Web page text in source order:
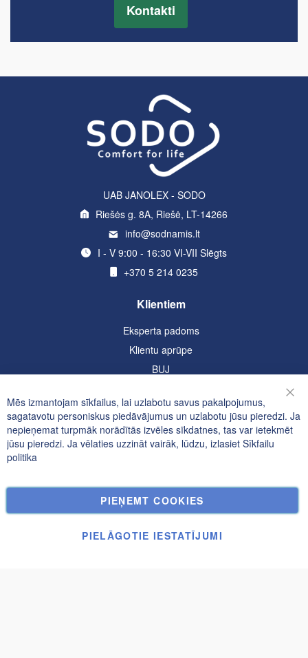
Kontakti
UAB JANOLEX - SODO
Riešės g. 8A, Riešė, LT-14266
info@sodnamis.lt
I - V 9:00 - 16:30 VI-VII Slēgts
+370 5 214 0235
Klientiem
Eksperta padoms
Klientu aprūpe
BUJ
Informācija
Konfidencialitātes un sīkfailu politika
Meklētie atslēgvārdi
Pasūtījumi un atgriešana
Kontakti
Mēs izmantojam sīkfailus, lai uzlabotu savus pakalpojumus,
sagatavotu personiskus piedāvājumus un uzlabotu jūsu pieredzi. Ja
nepieņemat turpmāk norādītās izvēles sīkdatnes, tas var ietekmēt
jūsu pieredzi. Ja vēlaties uzzināt vairāk, lūdzu, izlasiet Sīkfailu
politika
PIEŅEMT COOKIES
PIELĀGOTIE IESTATĪJUMI